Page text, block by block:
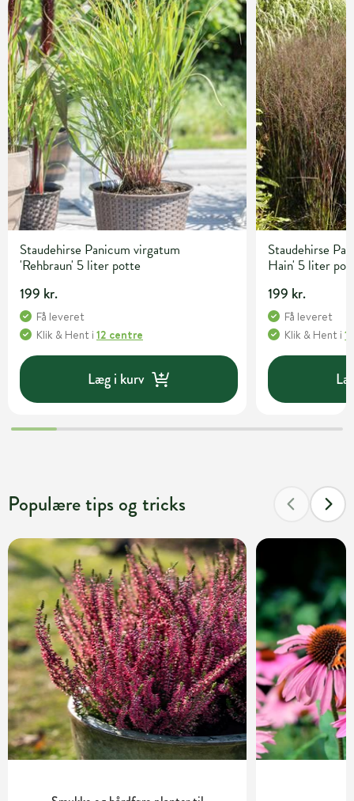
Staudehirse Panicum virgatum
'Rehbraun' 5 liter potte
199 kr.
Få leveret
Klik & Hent i 12 centre
Læg i kurv
Staudehirse
Hain' 5 liter
199 kr.
Få leveret
Klik & Hent i
Populære tips og tricks